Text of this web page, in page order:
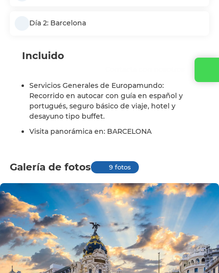
Día 2: Barcelona
Incluido
Servicios Generales de Europamundo:
Recorrido en autocar con guía en español y
portugués, seguro básico de viaje, hotel y
desayuno tipo buffet.
Visita panorámica en: BARCELONA
Galería de fotos 9 fotos